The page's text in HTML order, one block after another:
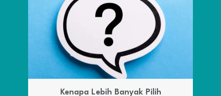
Kenapa Lebih Banyak Pilih